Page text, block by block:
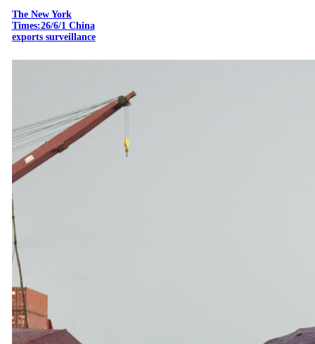
The New York
Times:26/6/1 China
exports surveillance